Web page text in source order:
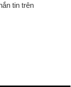
tin trên